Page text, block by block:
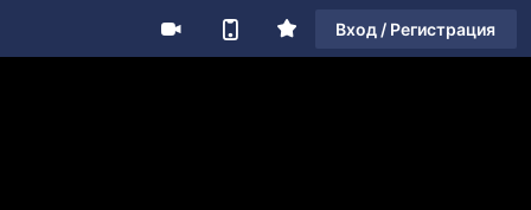
Вход / Регистрация